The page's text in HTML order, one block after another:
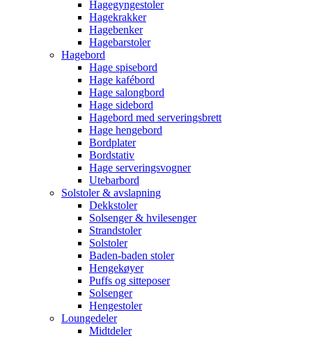
Hagegyngestoler
Hagekrakker
Hagebenker
Hagebarstoler
Hagebord
Hage spisebord
Hage kafébord
Hage salongbord
Hage sidebord
Hagebord med serveringsbrett
Hage hengebord
Bordplater
Bordstativ
Hage serveringsvogner
Utebarbord
Solstoler & avslapning
Dekkstoler
Solsenger & hvilesenger
Strandstoler
Solstoler
Baden-baden stoler
Hengekøyer
Puffs og sitteposer
Solsenger
Hengestoler
Loungedeler
Midtdeler